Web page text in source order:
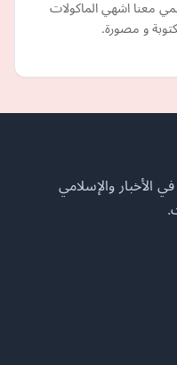
معنا اشهي الماكولات
و مصورة.
في الأخبار والإسلامي